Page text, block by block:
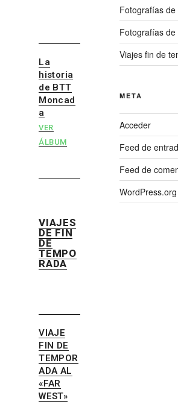
La
historia
de BTT
Moncad
a
VER
ÁLBUM
VIAJES
DE FIN
DE
TEMPO
RADA
VIAJE
FIN DE
TEMPOR
ADA AL
«FAR
WEST»
Fotografías
Fotografías
Viajes fin de
META
Acceder
Feed de
Feed de
WordPress.org